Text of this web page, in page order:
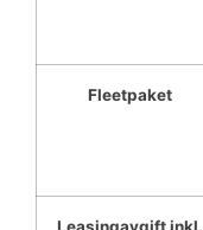
Fleetpaket